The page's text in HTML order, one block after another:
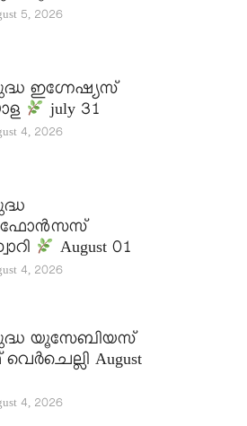
5, 2026
ഇഗ്നേഷ്യസ്
july 31
4, 2026
August 01
4, 2026
യൂസേബിയസ്
August
4, 2026